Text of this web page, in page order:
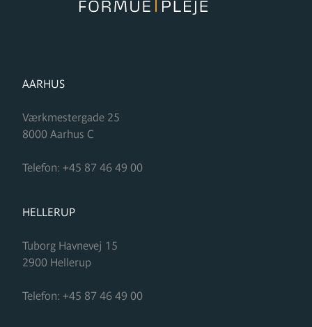
FORMUPLEJE
AARHUS
Værkmestergade 25
8000 Aarhus C
Telefon: +45 87 46 49 00
FORMUPLEJE
HELLERUP
Tuborg Havnevej 15
2900 Hellerup
Telefon: +45 87 46 49 00